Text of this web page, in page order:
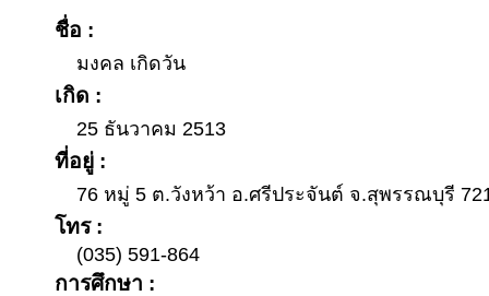
ชื่อ :
มงคล เกิดวัน
เกิด :
25 ธันวาคม 2513
ที่อยู่ :
76 หมู่ 5 ต.วังหว้า อ.ศรีประจันต์ จ.สุพรรณบุรี
โทร :
(035) 591-864
การศึกษา :